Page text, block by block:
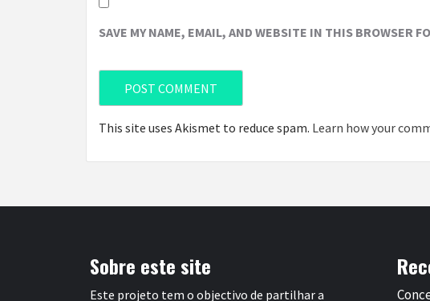
SAVE MY NAME, EMAIL, AND WEBSITE IN THIS BROWSER
This site uses Akismet to reduce spam. Learn how your
Sobre este site
Este projeto tem o objectivo de partilhar a